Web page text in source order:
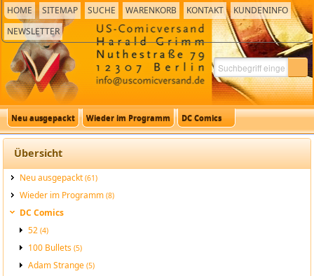
HOME SITEMAP SUCHE WARENKORB KONTAKT
KUNDENINFO
NEWSLETTER
Neu ausgepackt Wieder im Programm DC Comics
Übersicht
Neu ausgepackt(61)
Wieder im Programm(8)
DC Comics
52(4)
100 Bullets(5)
Adam Strange(5)